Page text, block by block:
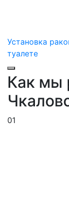
Установка
туалете
Как мы
01